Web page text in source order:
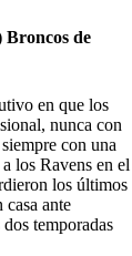
Broncos de
en que los
nunca con
con una
los Ravens en el
los últimos
ante
temporadas